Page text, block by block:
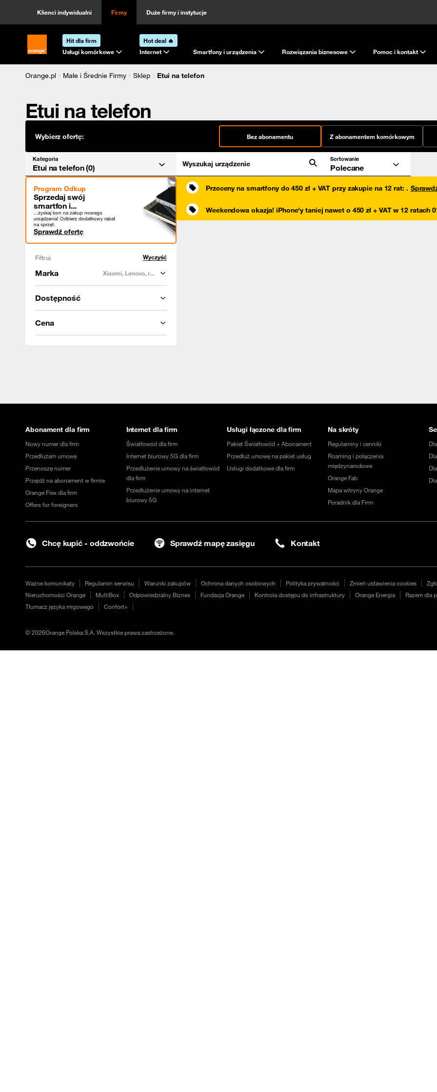
Klienci indywidualni Firmy Duże firmy i instytucje
Strona główna Orange.pl
Hit dla firm
Usługi komórkowe
Hot deal 🔥
Internet
Smartfony i urządzenia Rozwiązania biznesowe Pomoc i kontakt
Orange.pl Małe i Średnie Firmy Sklep
Etui na telefon
Etui na telefon
Wybierz ofertę: Bez abonamentu Z abonamentem komórkowym
Kategoria
Etui na telefon (0) Wyszukaj urządzenie
Sortowanie
Polecane
Program Odkup
Sprzedaj swój
smartfon i...
...zyskaj bon na zakup nowego
urządzenia! Odbierz dodatkowy rabat
na sprzęt.
Sprawdź ofertę
Filtruj Wyczyść
Marka Xiaomi, Lenovo, r...
Dostępność
Cena
Przeceny na smartfony do 450 zł + VAT przy zakupie na 12 rat: .
Weekendowa okazja! iPhone'y taniej nawet o 450 zł + VAT w 12 ratach
Abonament dla firm
Nowy numer dla firm
Przedłużam umowę
Przenoszę numer
Przejdź na abonament w firmie
Orange Flex dla firm
Offers for foreigners
Internet dla firm
Światłowód dla firm
Internet biurowy 5G dla firm
Przedłużenie umowy na światłowód
dla firm
Przedłużenie umowy na internet
biurowy 5G
Usługi łączone dla firm
Pakiet Światłowód + Abonament
Przedłuż umowę na pakiet usług
Usługi dodatkowe dla firm
Na skróty
Regulaminy i cenniki
Roaming i połączenia
międzynarodowe
Orange Fab
Mapa witryny Orange
Poradnik dla Firm
Chcę kupić - oddzwońcie Sprawdź mapę zasięgu Kontakt
Ważne komunikaty Regulamin serwisu Warunki zakupów Ochrona danych osobowych Polityka prywatności Zmień ustawienia cookies
Nieruchomości Orange
MultiBox Odpowiedzialny Biznes Fundacja Orange Kontrola dostępu do infrastruktury Orange Energia Razem dla
Tłumacz języka migowego
Confort+
©2026Orange Polska S.A. Wszystkie prawa zastrzeżone.